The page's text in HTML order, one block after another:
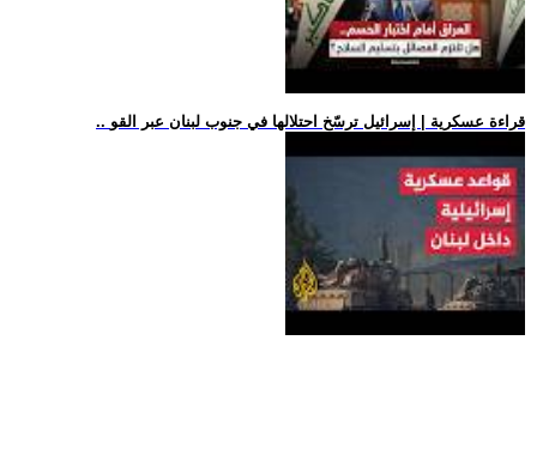
.. قراءة عسكرية | إسرائيل ترسّخ احتلالها في جنوب لبنان عبر القو